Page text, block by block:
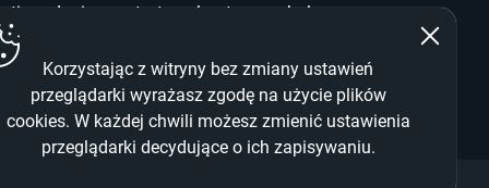
Korzystając z witryny bez zmiany ustawień
przeglądarki wyrażasz zgodę na użycie plików
cookies. W każdej chwili możesz zmienić ustawienia
przeglądarki decydujące o ich zapisywaniu.
słonie sport stemple stra symbole
,who